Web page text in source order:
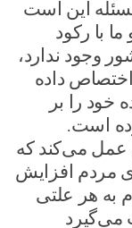
این است
با رکود
وجود ندارد،
داده
خود را بر
است.
عمل می‌کند که
مردم افزایش
به هر علتی
می‌گیرد